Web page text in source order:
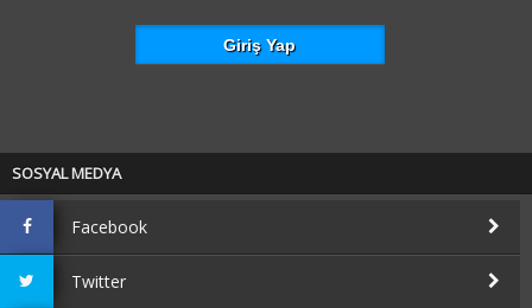
SOSYAL MEDYA
Facebook
Twitter